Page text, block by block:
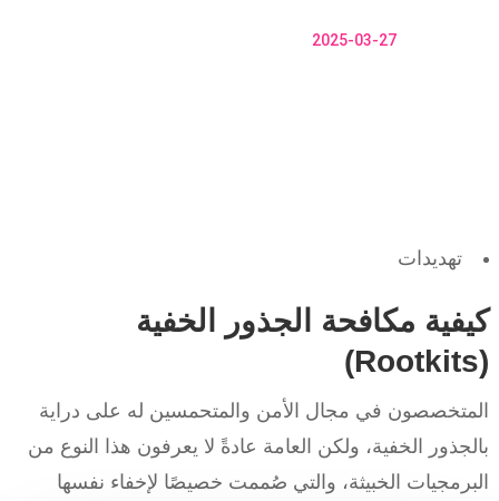
2025-03-27
تهديدات
كيفية مكافحة الجذور الخفية
(Rootkits)
المتخصصون في مجال الأمن والمتحمسين له على دراية
بالجذور الخفية، ولكن العامة عادةً لا يعرفون هذا النوع من
البرمجيات الخبيثة، والتي صُممت خصيصًا لإخفاء نفسها